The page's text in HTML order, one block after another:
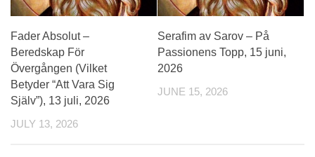
Fader Absolut –
Beredskap För
Övergången (Vilket
Betyder “Att Vara Sig
Själv”), 13 juli, 2026
JULY 13, 2026
Serafim av Sarov – På
Passionens Topp, 15 juni,
2026
JUNE 15, 2026